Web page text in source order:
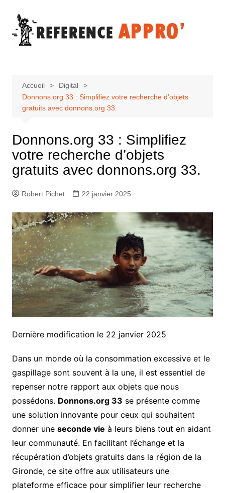
contenu
Accueil
Digital
Donnons.org 33 : Simplifiez votre recherche d’objets
gratuits avec donnons.org 33.
Donnons.org 33 : Simplifiez
votre recherche d’objets
gratuits avec donnons.org 33.
Robert Pichet 22 janvier 2025
Dernière modification le 22 janvier 2025
Dans un monde où la consommation excessive et le
gaspillage sont souvent à la une, il est essentiel de
repenser notre rapport aux objets que nous
possédons. Donnons.org 33 se présente comme
une solution innovante pour ceux qui souhaitent
donner une seconde vie à leurs biens tout en aidant
leur communauté. En facilitant l’échange et la
récupération d’objets gratuits dans la région de la
Gironde, ce site offre aux utilisateurs une
plateforme efficace pour simplifier leur recherche